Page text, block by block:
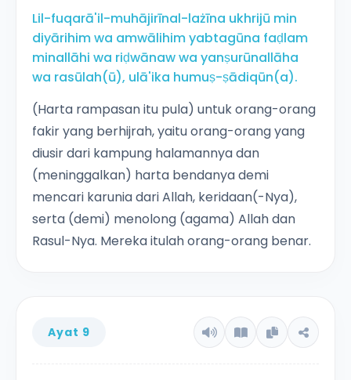
Lil-fuqarā'il-muhājirīnal-lażīna ukhrijū min
diyārihim wa amwālihim yabtagūna faḍlam
minallāhi wa riḍwānaw wa yanṣurūnallāha
wa rasūlah(ū), ulā'ika humuṣ-ṣādiqūn(a).
(Harta rampasan itu pula) untuk orang-orang
fakir yang berhijrah, yaitu orang-orang yang
diusir dari kampung halamannya dan
(meninggalkan) harta bendanya demi
mencari karunia dari Allah, keridaan(-Nya),
serta (demi) menolong (agama) Allah dan
Rasul-Nya. Mereka itulah orang-orang benar.
Ayat 9